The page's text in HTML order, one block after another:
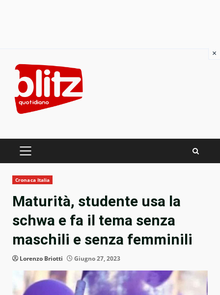
content
PRIMARY
Cronaca Italia
Maturità, studente usa la
schwa e fa il tema senza
maschili e senza femminili
Lorenzo Briotti Giugno 27, 2023
×